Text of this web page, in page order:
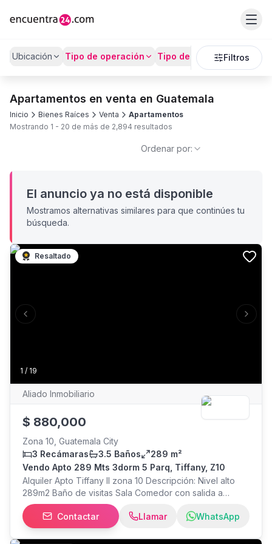
Ubicación Tipo de operación Tipo de PropiedadFiltros
Apartamentos en venta en Guatemala
Inicio Bienes Raíces Venta
Apartamentos
Mostrando 1 - 20 de más de 2,894 resultados
Ordenar por:
El anuncio ya no está disponible
Mostramos alternativas similares para que continúes tu
búsqueda.
1 / 19
Previous slide Next
Resaltado
Aliado Inmobiliario
$ 880,000
Zona 10, Guatemala City
3 Recámaras
3.5 Baños
289 m²
Vendo Apto 289 Mts 3dorm 5 Parq, Tiffany, Z10
Alquiler Apto Tiffany II zona 10 Descripción: Nivel alto
289m2 Baño de visitas Sala Comedor con salida a
balcón (vista espectacular ) Cocina amplia con pantry
Área de lavandería con pila Dormitorio de servicio con
baño Pocket door para dormitorios 3 dormitorios Sala
familiar Dormitorio máster con walk in closet y baño.
Contactar Llamar WhatsApp